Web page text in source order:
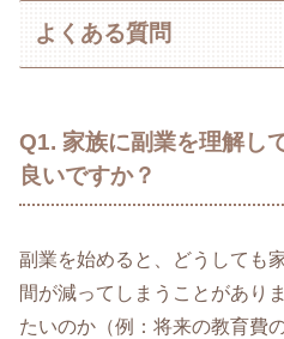
よくある質問
Q1. 家族に副業を理解し
良いですか？
副業を始めると、どうしても
間が減ってしまうことがあり
たいのか（例：将来の教育費